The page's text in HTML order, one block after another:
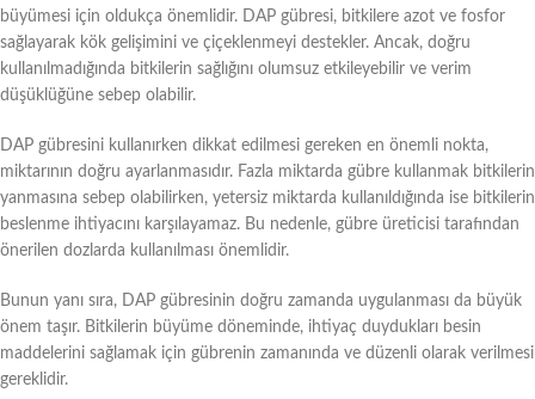
büyümesi için oldukça önemlidir. DAP gübresi, bitkilere azot ve fosfor
sağlayarak kök gelişimini ve çiçeklenmeyi destekler. Ancak, doğru
kullanılmadığında bitkilerin sağlığını olumsuz etkileyebilir ve verim
düşüklüğüne sebep olabilir.
DAP gübresini kullanırken dikkat edilmesi gereken en önemli nokta,
miktarının doğru ayarlanmasıdır. Fazla miktarda gübre kullanmak bitkilerin
yanmasına sebep olabilirken, yetersiz miktarda kullanıldığında ise bitkilerin
beslenme ihtiyacını karşılayamaz. Bu nedenle, gübre üreticisi tarafından
önerilen dozlarda kullanılması önemlidir.
Bunun yanı sıra, DAP gübresinin doğru zamanda uygulanması da büyük
önem taşır. Bitkilerin büyüme döneminde, ihtiyaç duydukları besin
maddelerini sağlamak için gübrenin zamanında ve düzenli olarak verilmesi
gereklidir.